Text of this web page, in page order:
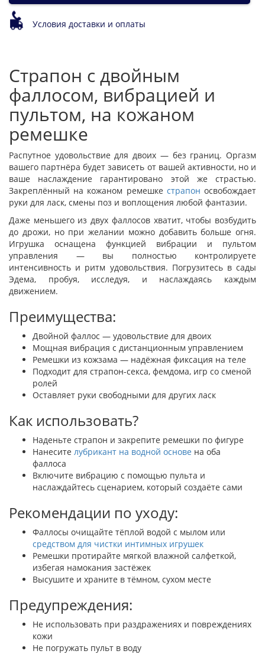
Условия доставки и оплаты
Страпон с двойным
фаллосом, вибрацией и
пультом, на кожаном
ремешке
Распутное удовольствие для двоих — без границ. Оргазм
вашего партнёра будет зависеть от вашей активности, но и
ваше наслаждение гарантировано этой же страстью.
Закреплённый на кожаном ремешке страпон освобождает
руки для ласк, смены поз и воплощения любой фантазии.
Даже меньшего из двух фаллосов хватит, чтобы возбудить
до дрожи, но при желании можно добавить больше огня.
Игрушка оснащена функцией вибрации и пультом
управления — вы полностью контролируете
интенсивность и ритм удовольствия. Погрузитесь в сады
Эдема, пробуя, исследуя, и наслаждаясь каждым
движением.
Преимущества:
Двойной фаллос — удовольствие для двоих
Мощная вибрация с дистанционным управлением
Ремешки из кожзама — надёжная фиксация на теле
Подходит для страпон-секса, фемдома, игр со сменой
ролей
Оставляет руки свободными для других ласк
Как использовать?
Наденьте страпон и закрепите ремешки по фигуре
Нанесите лубрикант на водной основе на оба
фаллоса
Включите вибрацию с помощью пульта и
наслаждайтесь сценарием, который создаёте сами
Рекомендации по уходу:
Фаллосы очищайте тёплой водой с мылом или
средством для чистки интимных игрушек
Ремешки протирайте мягкой влажной салфеткой,
избегая намокания застёжек
Высушите и храните в тёмном, сухом месте
Предупреждения:
Не использовать при раздражениях и повреждениях
кожи
Не погружать пульт в воду